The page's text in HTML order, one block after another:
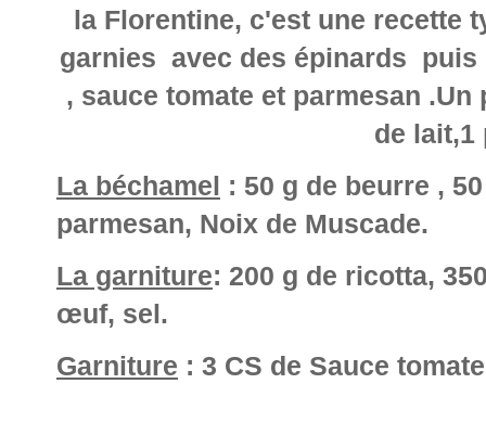
la Florentine, c'est une recette
garnies avec des épinards
, sauce tomate et parmesan
de lait,1
La béchamel : 50 g de beurre ,
parmesan, Noix de Muscade.
La garniture: 200 g de ricotta,
œuf, sel.
Garniture : 3 CS de Sauce